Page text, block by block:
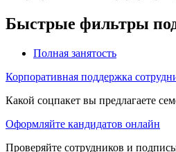
Быстрые фильтры
Полная занятость
Корпоративная поддержка
Какой соцпакет вы предлагаете
Оформляйте кандидатов онлайн
Проверяйте сотрудников и